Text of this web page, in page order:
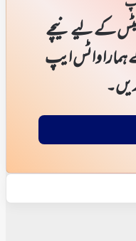
کے لیے نیچے
واٹس ایپ